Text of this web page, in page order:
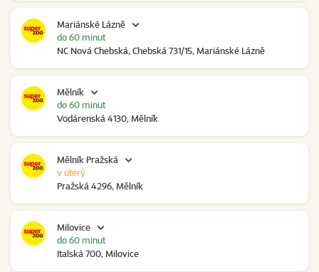
Mariánské Lázně
NC Nová Chebská, Chebská 731/15, Mariánské Lázně
do 60 minut
Mělník
Vodárenská 4130, Mělník
do 60 minut
Mělník Pražská
Pražská 4296, Mělník
v úterý
Milovice
Italská 700, Milovice
do 60 minut